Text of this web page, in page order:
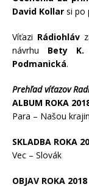
David Kollar si po
Víťazi Rádiohláv
návrhu Bety K.
Podmanická.
Prehľad víťazov
ALBUM ROKA
Para – Našou
SKLADBA ROKA
Vec – Slovák
OBJAV ROKA 2018